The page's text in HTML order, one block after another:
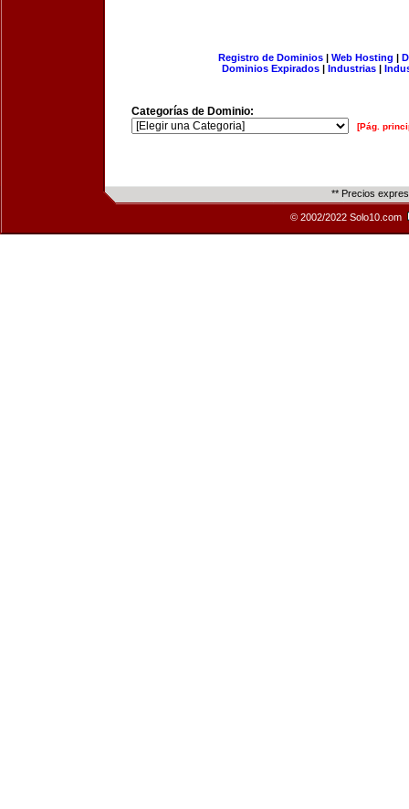
Registro de Dominios| Web Hosting |
Dominios Expirados | Industrias |
Categorías de Dominio:
[Pág.
** Precios
© 2002/2022 Solo10.com